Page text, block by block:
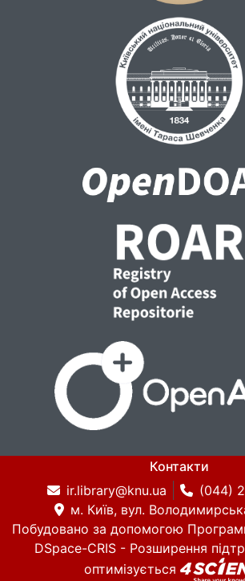
Контакти
ir.library@knu.ua
(044)
м. Київ, вул.
Побудовано за допомогою
DSpace-CRIS - Розширення
оптимізується